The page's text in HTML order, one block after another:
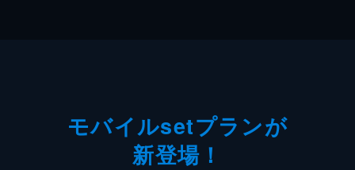
モバイルsetプランが
新登場！